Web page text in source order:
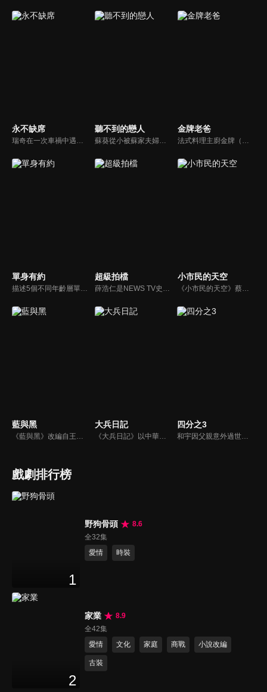
永不缺席
瑞奇在一次車禍中遇到汪芳與李柏文好心輸血，三人因輸血而相識，相知，進而相惜，並定下13日條約，三人於每月的13日約定相見，永不缺席。
聽不到的戀人
蘇葵從小被蘇家夫婦收養 失去家人的蘇葵對自己一無所知。她問母親，為什麼我的聲音不見了？母親則用夢幻的美人魚童話來安慰蘇葵，並且在將來的某一天，王子會來付出他的真愛，美妙的聲音就會回到蘇葵身邊了…
金牌老爸
法式料理主廚金牌（屈中恆）與好友吳誠信（卜學亮）合開法式餐廳，不料，因資金週轉不良，誠信不告而別，金牌面臨積欠員工薪水及房租壓力，只得放棄苦心經營半年的餐廳，帶著妻女回家投靠母親（方芳）。精通料理卻對經營理財一竅不通的他，重新尋找工作卻處處碰壁，他的創業理想真能實現嗎？
單身有約
描述5個不同年齡層單身女子的愛情、婚姻觀。
超級拍檔
薛浩仁是NEWS TV史上最年輕的王牌主播，安孝琪是一直崇拜他的地方電視台小記者，一場天外飛來的車禍讓她遇到了他，只是她萬萬沒有想到，薛浩仁居然趁機剽竊了她的獨家新聞，幻想破滅的她化悲憤為力量，誓言一定要打敗他，未料，冤冤相報的結果，浩仁與孝琪兩人結婚，一家子喜氣洋洋。
小市民的天空
《小市民的天空》蔡明亮擔任策劃，交由不同導演負責，蔡明亮自己編導了其中的四部：《我的名字叫做瑪麗》、《麗香的感情線》、《阿雄的初戀情人》和《給我一個家》。
藍與黑
《藍與黑》改編自王藍所著的同名長篇小說（1958年發行，該書被譽為四大抗戰小說之一），故事發生在民國26年對日抗戰爆發到39年國民政府遷台期間，場景則橫跨天津、北平、重慶、上海到台灣，描述孤女唐琪、千金大小姐鄭美莊與孤兒張醒亞「兩女一男」之間，一段見證大時代的烽火戀。
大兵日記
《大兵日記》以中華民國陸軍軍事訓練為題材，是金鰲勳執導的第一部連續劇；其中第1至第23集故事背景為位於台東縣的陸軍台東防衛司令部太平營區新兵訓練中心，自第24集始移往陸軍特戰部隊。
四分之3
和宇因父親意外過世而回到家鄉，面臨被迫接手的賣菜車生意，以及因跛腳而過度保護他的母親，頓時讓和宇的世界瞬間崩塌，陷入絕望。就在此時，和宇遇見駐村藝術家玟萱，第一個不把自己跛腳當回事的女孩，還約跛腳的自己去騎單車，她在和宇混亂的世界裡，開了一扇窗，並協助他重新理解所謂的家庭。
戲劇排行榜
1
野狗骨頭
8.6
全32集
愛情
時裝
2
家業
8.9
全42集
愛情
文化 家庭 商戰 小說改編
古裝